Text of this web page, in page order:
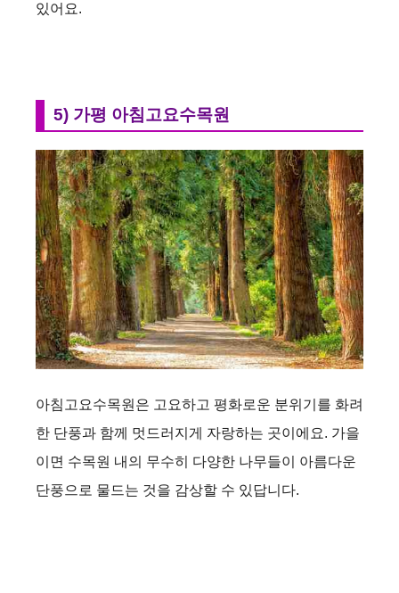
있어요.
5) 가평 아침고요수목원
아침고요수목원은 고요하고 평화로운 분위기를 화려
한 단풍과 함께 멋드러지게 자랑하는 곳이에요. 가을
이면 수목원 내의 무수히 다양한 나무들이 아름다운
단풍으로 물드는 것을 감상할 수 있답니다.